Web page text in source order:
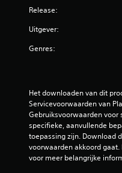
Release:
Uitgever:
Genres:
Het downloaden van dit
Servicevoorwaarden van
Gebruiksvoorwaarden
specifieke, aanvullende
toepassing zijn. Download
voorwaarden akkoord
voor meer belangrijke